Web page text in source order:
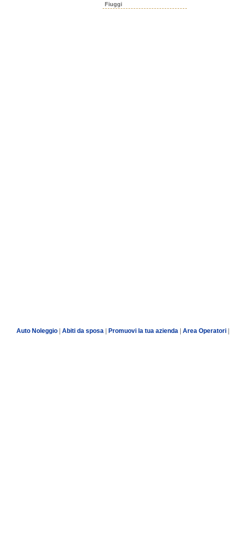
Fiuggi
Auto Noleggio| Abiti da sposa| Promuovi la tua azienda Area Operatori